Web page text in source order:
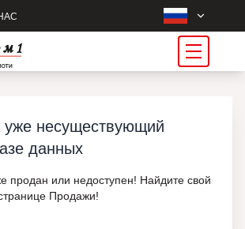
уже несуществующий
данных
продан или недоступен! Найдите свой
Продажи!